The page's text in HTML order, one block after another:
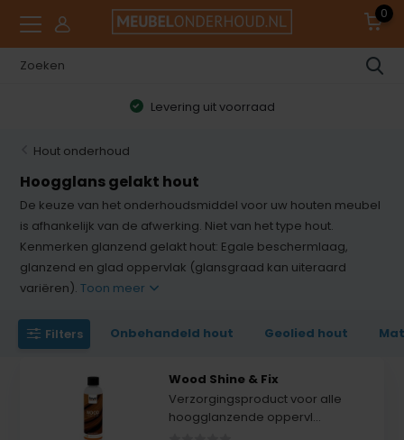
0
Levering uit voorraad
Hout onderhoud
Hoogglans gelakt hout
De keuze van het onderhoudsmiddel voor uw houten meubel
is afhankelijk van de afwerking. Niet van het type hout.
Kenmerken glanzend gelakt hout: Egale beschermlaag,
glanzend en glad oppervlak (glansgraad kan uiteraard
variëren).Toon meer
Filters Onbehandeld hout Geolied hout
Wood Shine & Fix
Verzorgingsproduct voor alle
hoogglanzende oppervl...